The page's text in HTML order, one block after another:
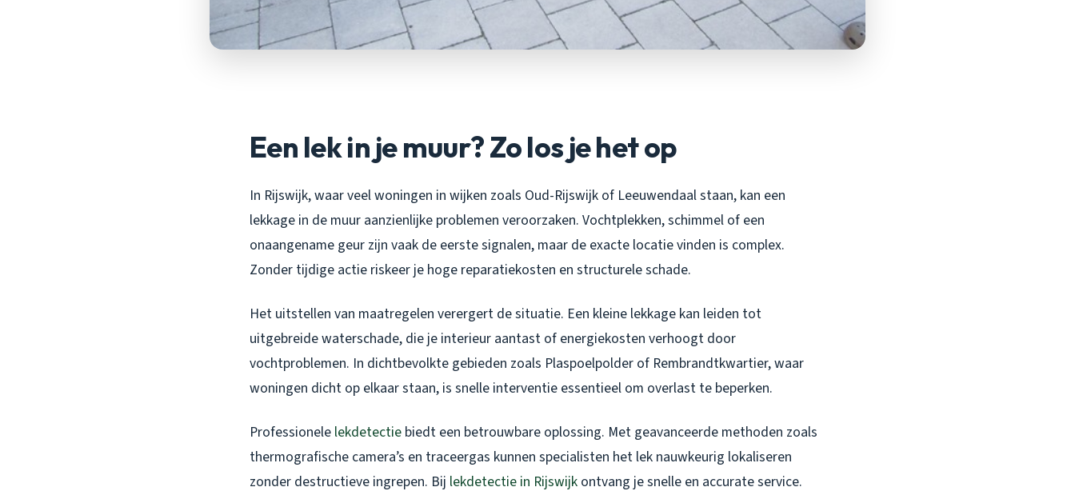
Een lek in je muur? Zo los je het op
In Rijswijk, waar veel woningen in wijken zoals Oud-Rijswijk of Leeuwendaal staan, kan een
lekkage in de muur aanzienlijke problemen veroorzaken. Vochtplekken, schimmel of een
onaangename geur zijn vaak de eerste signalen, maar de exacte locatie vinden is complex.
Zonder tijdige actie riskeer je hoge reparatiekosten en structurele schade.
Het uitstellen van maatregelen verergert de situatie. Een kleine lekkage kan leiden tot
uitgebreide waterschade, die je interieur aantast of energiekosten verhoogt door
vochtproblemen. In dichtbevolkte gebieden zoals Plaspoelpolder of Rembrandtkwartier, waar
woningen dicht op elkaar staan, is snelle interventie essentieel om overlast te beperken.
Professionele lekdetectie biedt een betrouwbare oplossing. Met geavanceerde methoden zoals
thermografische camera’s en traceergas kunnen specialisten het lek nauwkeurig lokaliseren
zonder destructieve ingrepen. Bij lekdetectie in Rijswijk ontvang je snelle en accurate service.